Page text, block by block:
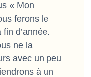
« Mon
ferons le
d’année.
ne la
avec un peu
à un